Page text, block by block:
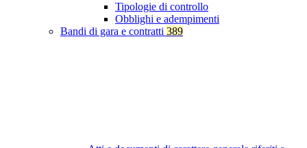
Tipologie di controllo
Obblighi e adempimenti
Bandi di gara e contratti 389